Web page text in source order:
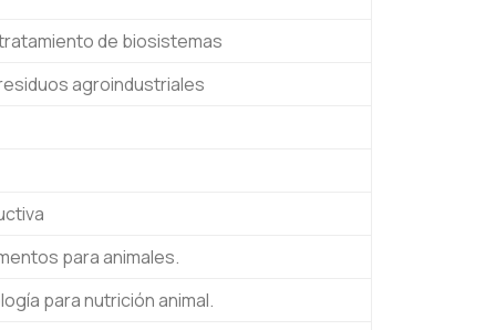
de biosistemas
agroindustriales
para animales.
para nutrición animal.